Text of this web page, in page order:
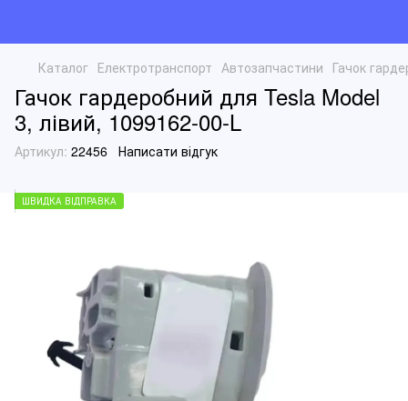
Каталог Електротранспорт Автозапчастини Гачок
Гачок гардеробний для Tesla Model
3, лівий, 1099162-00-L
Артикул: 22456 Написати відгук
ШВИДКА ВІДПРАВКА